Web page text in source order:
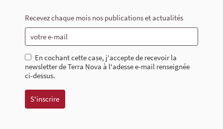
Recevez chaque mois nos publications et actualités
En cochant cette case, j'accepte de recevoir la
newsletter de Terra Nova à l'adesse e-mail renseignée
ci-dessus.